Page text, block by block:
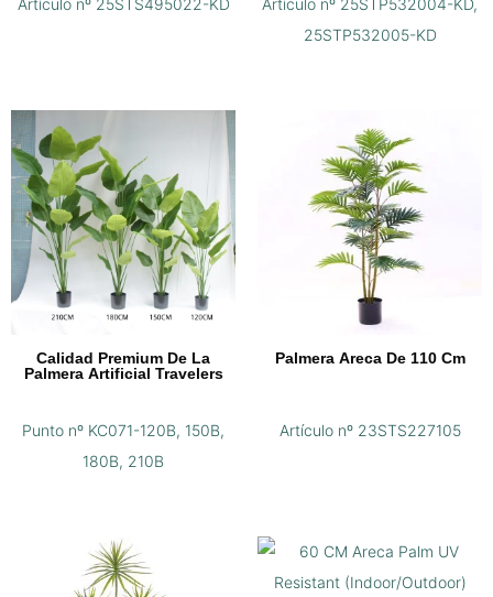
25STP532005-KD
Calidad Premium De La
Palmera Artificial Travelers
Punto nº KC071-120B, 150B,
180B, 210B
Palmera Areca De 110 Cm
Artículo nº 23STS227105